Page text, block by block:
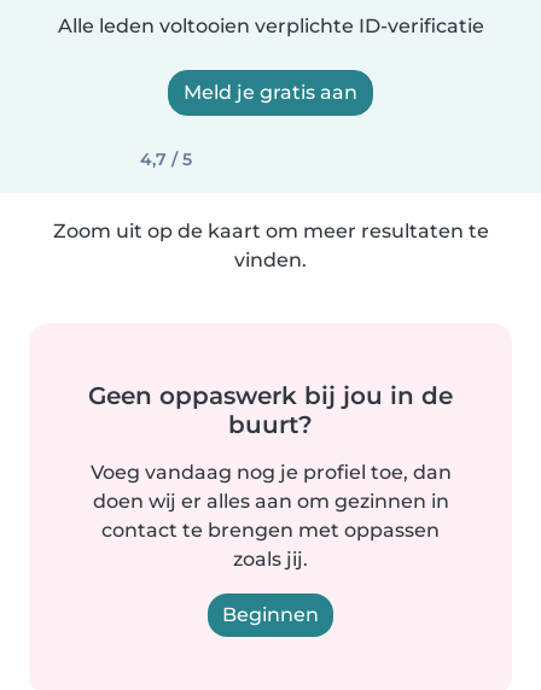
Alle leden voltooien verplichte ID-verificatie
Meld je gratis aan
4,7 / 5
Zoom uit op de kaart om meer resultaten te
vinden.
Geen oppaswerk bij jou in de
buurt?
Voeg vandaag nog je profiel toe, dan
doen wij er alles aan om gezinnen in
contact te brengen met oppassen
zoals jij.
Beginnen